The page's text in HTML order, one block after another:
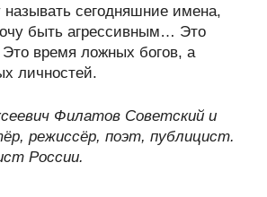
называть сегодняшние имена,
быть агрессивным… Это
Это время ложных богов, а
личностей.
Филатов Советский и
режиссёр, поэт, публицист.
России.